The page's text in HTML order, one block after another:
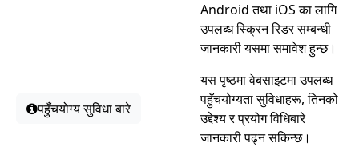
Android तथा iOS का लागि
उपलब्ध स्क्रिन रिडर सम्बन्धी
जानकारी यसमा समावेश हुन्छ।
पहुँचयोग्य सुविधा बारे
यस पृष्ठमा वेबसाइटमा उपलब्ध
पहुँचयोग्यता सुविधाहरू, तिनको
उद्देश्य र प्रयोग विधिबारे
जानकारी पढ्न सकिन्छ।